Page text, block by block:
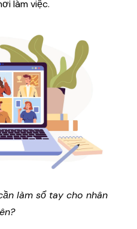
làm việc.
làm sổ tay cho nhân